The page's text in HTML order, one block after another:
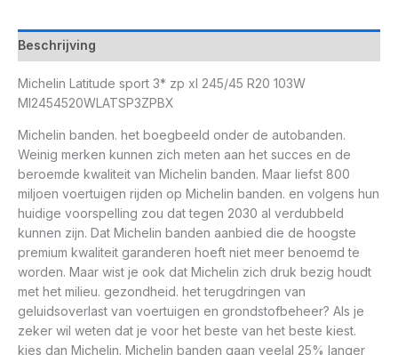
Beschrijving
Michelin Latitude sport 3* zp xl 245/45 R20 103W
MI2454520WLATSP3ZPBX
Michelin banden. het boegbeeld onder de autobanden.
Weinig merken kunnen zich meten aan het succes en de
beroemde kwaliteit van Michelin banden. Maar liefst 800
miljoen voertuigen rijden op Michelin banden. en volgens hun
huidige voorspelling zou dat tegen 2030 al verdubbeld
kunnen zijn. Dat Michelin banden aanbied die de hoogste
premium kwaliteit garanderen hoeft niet meer benoemd te
worden. Maar wist je ook dat Michelin zich druk bezig houdt
met het milieu. gezondheid. het terugdringen van
geluidsoverlast van voertuigen en grondstofbeheer? Als je
zeker wil weten dat je voor het beste van het beste kiest.
kies dan Michelin. Michelin banden gaan veelal 25% langer